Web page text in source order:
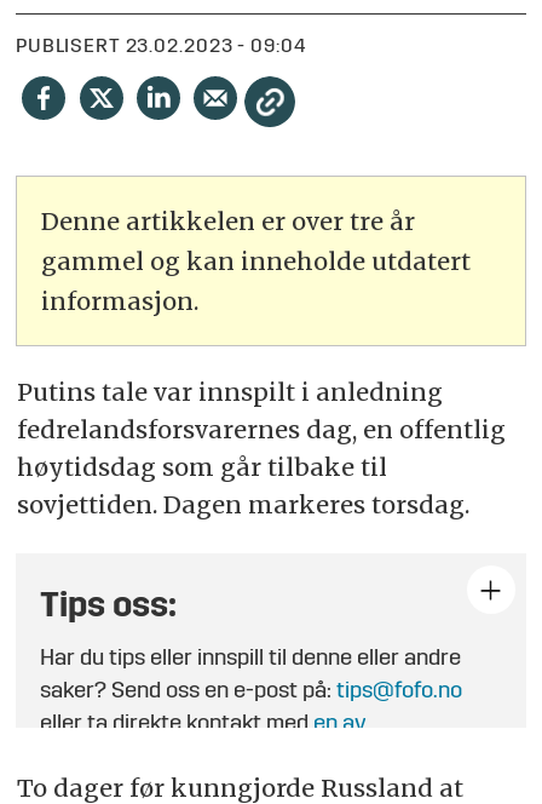
PUBLISERT 23.02.2023 - 09:04
Denne artikkelen er over tre år
gammel og kan inneholde utdatert
informasjon.
Putins tale var innspilt i anledning
fedrelandsforsvarernes dag, en offentlig
høytidsdag som går tilbake til
sovjettiden. Dagen markeres torsdag.
Tips oss:
Har du tips eller innspill til denne eller andre
saker? Send oss en e-post på:tips@fofo.no
eller ta direkte kontakt med en av
To dager før kunngjorde Russland at